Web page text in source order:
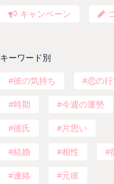
キャンペーン
キーワード別
彼の気持ち 恋の
時期 今週の運勢
彼氏 片思い
結婚 相性
連絡 元彼